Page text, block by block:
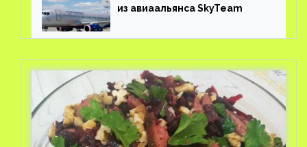
из авиаальянса SkyTeam